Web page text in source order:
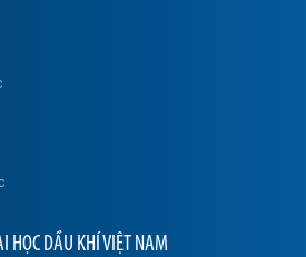
HỌC DẦU KHÍ VIỆT NAM